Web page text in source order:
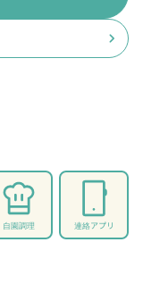
chevron_right
自園調理 連絡アプリ